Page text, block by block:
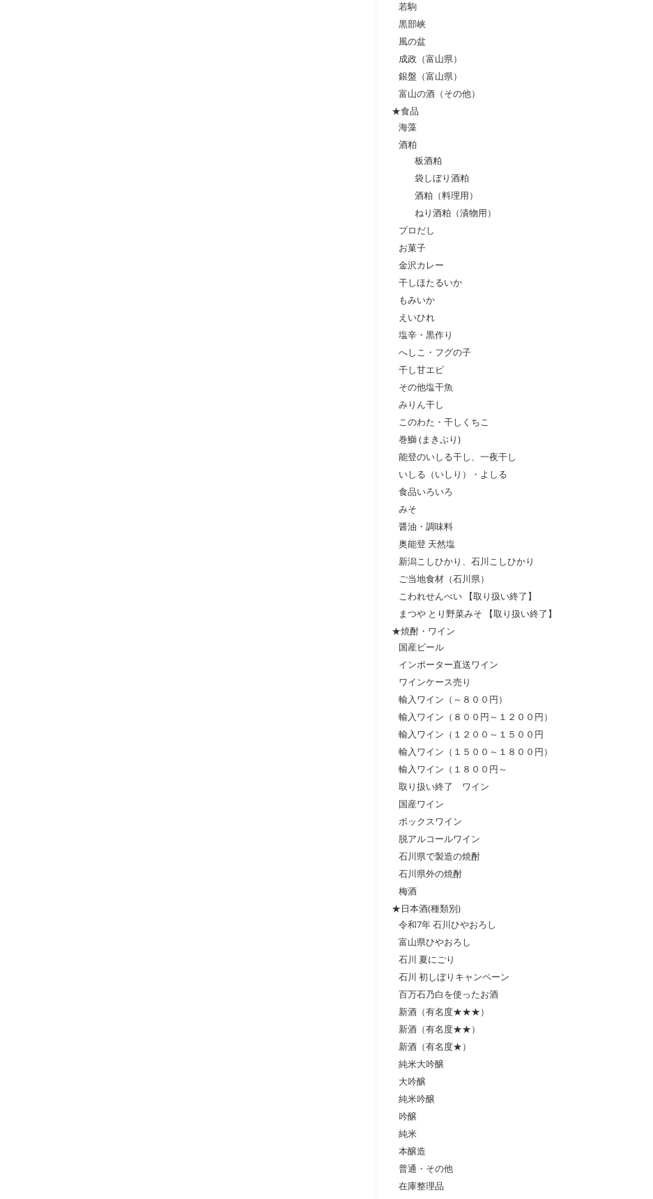
若駒
黒部峡
風の盆
成政（富山県）
銀盤（富山県）
富山の酒（その他）
★食品
海藻
酒粕
板酒粕
袋しぼり酒粕
酒粕（料理用）
ねり酒粕（漬物用）
プロだし
お菓子
金沢カレー
干しほたるいか
もみいか
えいひれ
塩辛・黒作り
へしこ・フグの子
干し甘エビ
その他塩干魚
みりん干し
このわた・干しくちこ
巻鰤 (まきぶり)
能登のいしる干し、一夜干し
いしる（いしり）・よしる
食品いろいろ
みそ
醤油・調味料
奥能登 天然塩
新潟こしひかり、石川こしひかり
ご当地食材（石川県）
こわれせんべい 【取り扱い終了】
まつや とり野菜みそ 【取り扱い終了】
★焼酎・ワイン
国産ビール
インポーター直送ワイン
ワインケース売り
輸入ワイン（～８００円）
輸入ワイン（８００円～１２００円）
輸入ワイン（１２００～１５００円
輸入ワイン（１５００～１８００円）
輸入ワイン（１８００円～
取り扱い終了 ワイン
国産ワイン
ボックスワイン
脱アルコールワイン
石川県で製造の焼酎
石川県外の焼酎
梅酒
★日本酒(種類別)
令和7年 石川ひやおろし
富山県ひやおろし
石川 夏にごり
石川 初しぼりキャンペーン
百万石乃白を使ったお酒
新酒（有名度★★★）
新酒（有名度★★）
新酒（有名度★）
純米大吟醸
大吟醸
純米吟醸
吟醸
純米
本醸造
普通・その他
在庫整理品